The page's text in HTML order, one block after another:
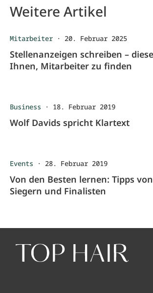
Weitere Artikel
Mitarbeiter · 20. Februar 2025
Stellenanzeigen schreiben –
Ihnen, Mitarbeiter zu finden
Business · 18. Februar 2019
Wolf Davids spricht Klartext
Events · 28. Februar 2019
Von den Besten lernen: Tipps
Siegern und Finalisten